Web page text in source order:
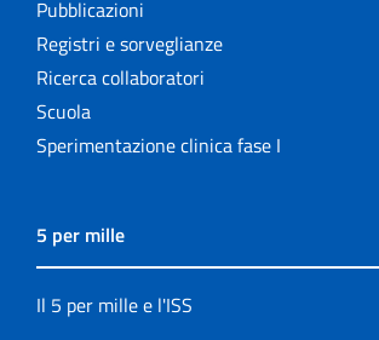
Pubblicazioni
Registri e sorveglianze
Ricerca collaboratori
Scuola
Sperimentazione clinica fase I
5 per mille
Il 5 per mille e l'ISS